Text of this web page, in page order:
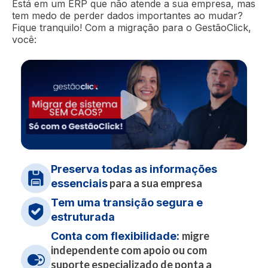
Testar grátis
Conhecer funcionalidade
Testar grátis
Testar grátis
Conhecer funcionalidade
Testar grátis
e principais plataformas de pagamento e
venda online
Conhecer funcionalidade
Conhecer funcionalidade
Conhecer funcionalidade
Conhecer funcionalidade
Conhecer funcionalidade
Conhecer funcionalidade
Está em um ERP que não atende a sua empresa, mas
tem medo de perder dados importantes ao mudar?
Fique tranquilo! Com a migração para o GestãoClick,
você:
Preserva todas as informações
essenciaispara a sua empresa
Tem uma transição segura e
estruturada
Conta com flexibilidade: migre
independente com apoio ou com
suporte especializado de ponta a